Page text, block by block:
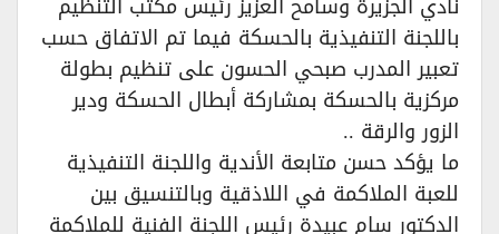
باللجنة التنفيذية بالحسكة فيما تم الاتفاق حسب
تعبير المدرب صبحي الحسون على تنظيم بطولة
مركزية بالحسكة بمشاركة أبطال الحسكة ودير
الزور والرقة ..
ما يؤكد حسن متابعة الأندية واللجنة التنفيذية
للعبة الملاكمة في اللاذقية وبالتنسيق بين
الدكتور سام عبيدة رئيس اللجنة الفنية للملاكمة